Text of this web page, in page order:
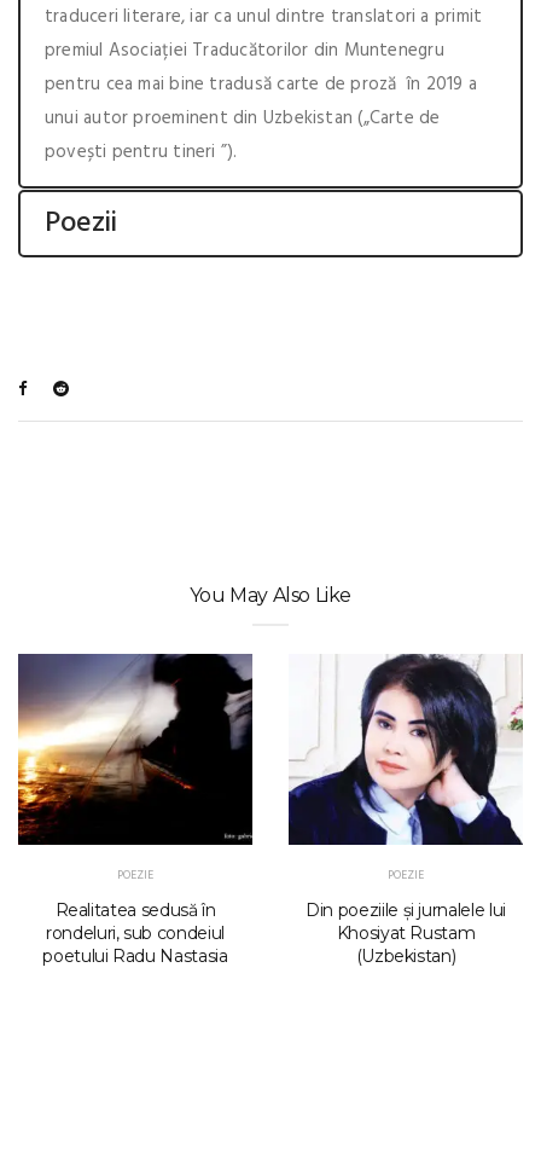
traduceri literare, iar ca unul dintre translatori a primit
premiul Asociației Traducătorilor din Muntenegru
pentru cea mai bine tradusă carte de proză în 2019 a
unui autor proeminent din Uzbekistan („Carte de
povești pentru tineri ”).
Poezii
You May Also Like
POEZIE
Realitatea sedusă în
rondeluri, sub condeiul
poetului Radu Nastasia
POEZIE
Din poeziile şi jurnalele lui
Khosiyat Rustam
(Uzbekistan)